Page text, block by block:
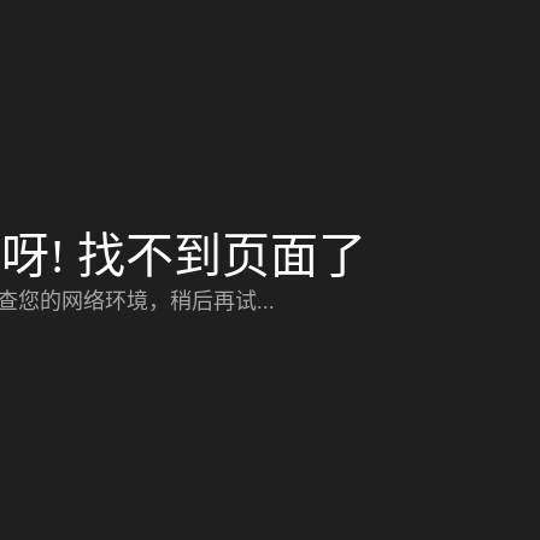
! 找不到页面了
您的网络环境，稍后再试...